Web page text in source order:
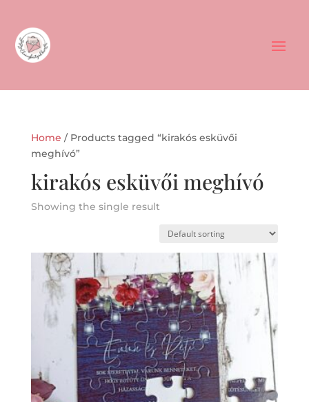
Home / Products tagged “kirakós esküvői
meghívó”
kirakós esküvői meghívó
Showing the single result